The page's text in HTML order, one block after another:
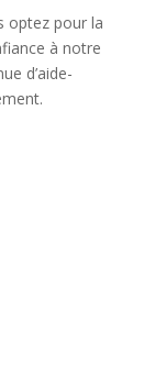
optez pour la
à notre
d’aide-